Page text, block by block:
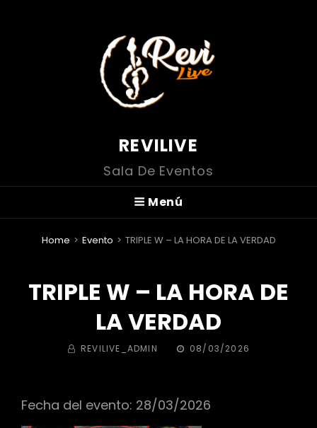
REVILIVE
Sala De Eventos
Menú
Home > Evento > TRIPLE W – LA HORA DE LA VERDAD
TRIPLE W – LA HORA DE
LA VERDAD
BY REVILIVE_ADMIN
PUBLICADA
08/03/2026
Fecha del evento: 28/03/2026